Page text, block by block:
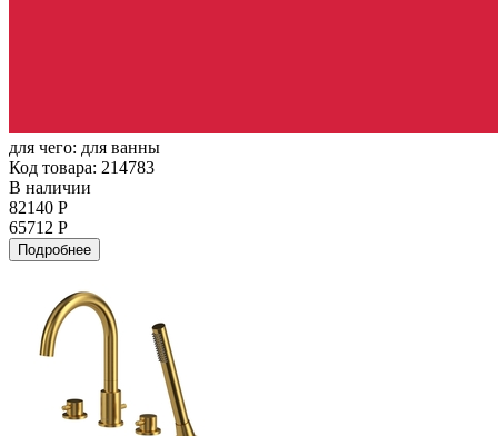
для чего: для ванны
Код товара: 214783
В наличии
82140 Р
65712 Р
Подробнее